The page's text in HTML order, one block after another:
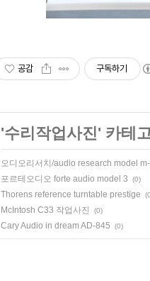
공감 구독하기
'수리작업사진' 카테
오디오리서치/audio research model
포르테오디오 forte audio model 3
(0)
Thorens reference turntable prestige
McIntosh C33 작업사진 (0)
Cary Audio in dream AD-845 (0)